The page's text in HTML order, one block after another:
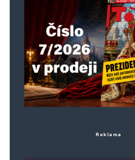
Reklama